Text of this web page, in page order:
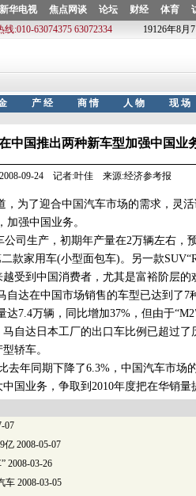
中国推出两种新车型加强中国业
09-24 记者:叶佳 来源:经济参考报
了迎合中国汽车市场的需求，灵活
加强中国业务。
生产，初期年产量在2万辆左右，
款家用车(小型面包车)。另一款
受到中国消费者，尤其是富裕阶层
自达在中国市场销售的车型已达到了7
万辆，同比增加37%，但由于
自达日本工厂的出口车比例已超过
轿车。
年同期下降了6.3%，中国汽车市场
国业务，争取到2010年度把在华销量
07
亿 2008-05-07
2008-03-26
车 2008-03-05